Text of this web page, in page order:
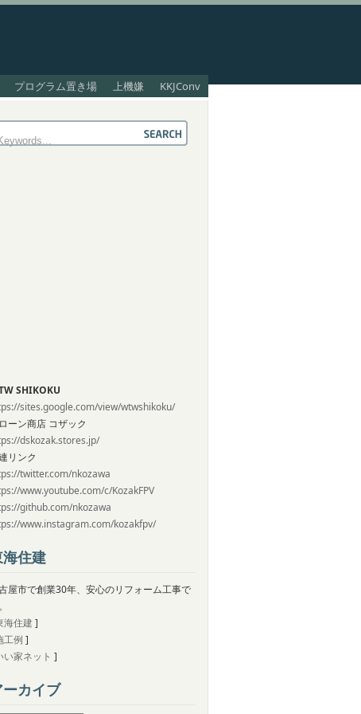
プログラム置き場 上機嫌 KKJConv
SHIKOKU
sites.google.com/view/wtwshikoku/
ーン商店 コザック
dskozak.stores.jp/
リンク
twitter.com/nkozawa
www.youtube.com/c/KozakFPV
github.com/nkozawa
www.instagram.com/kozakfpv/
住建
屋市で創業30年、安心のリフォーム工事で
海住建 ]
工例 ]
い家ネット ]
ーカイブ